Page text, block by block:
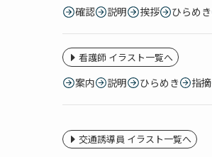
確認 説明 挨拶 ひらめき
看護師 イラスト一覧へ
案内 説明 ひらめき 指摘
交通誘導員 イラスト一覧へ